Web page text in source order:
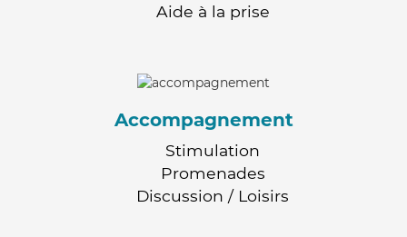
Aide à la prise
Accompagnement
Stimulation
Promenades
Discussion / Loisirs